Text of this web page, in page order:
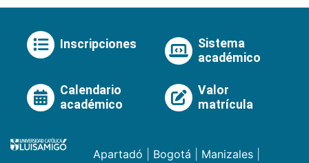
Inscripciones
Sistema
académico
Calendario
académico
Valor
matrícula
Apartadó Bogotá Manizales